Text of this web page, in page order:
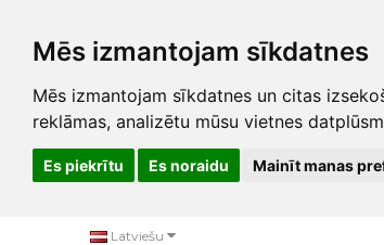
Mēs izmantojam sīkdatnes
Mēs izmantojam sīkdatnes un citas
reklāmas, analizētu mūsu vietnes
Es piekrītu Es noraidu Mainīt manas
Latviešu